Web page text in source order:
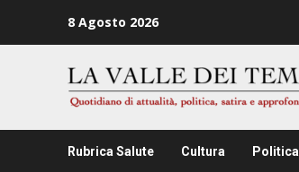
8 Agosto 2026
Rubrica Salute Cultura Politica